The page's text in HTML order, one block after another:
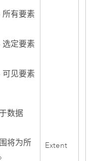
所有要素
选定要素
可见要素
数据
将为所
Extent